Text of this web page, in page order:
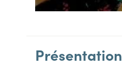
Présentation